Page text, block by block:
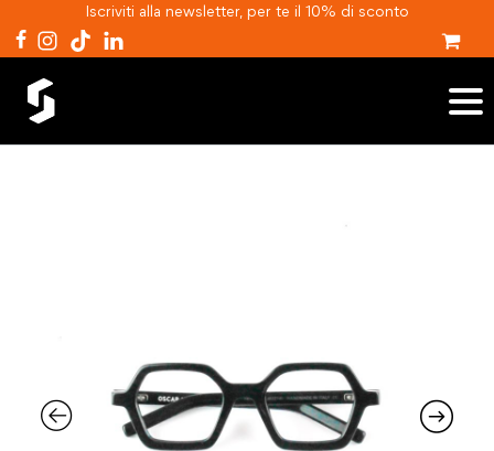
Iscriviti alla newsletter, per te il 10% di sconto